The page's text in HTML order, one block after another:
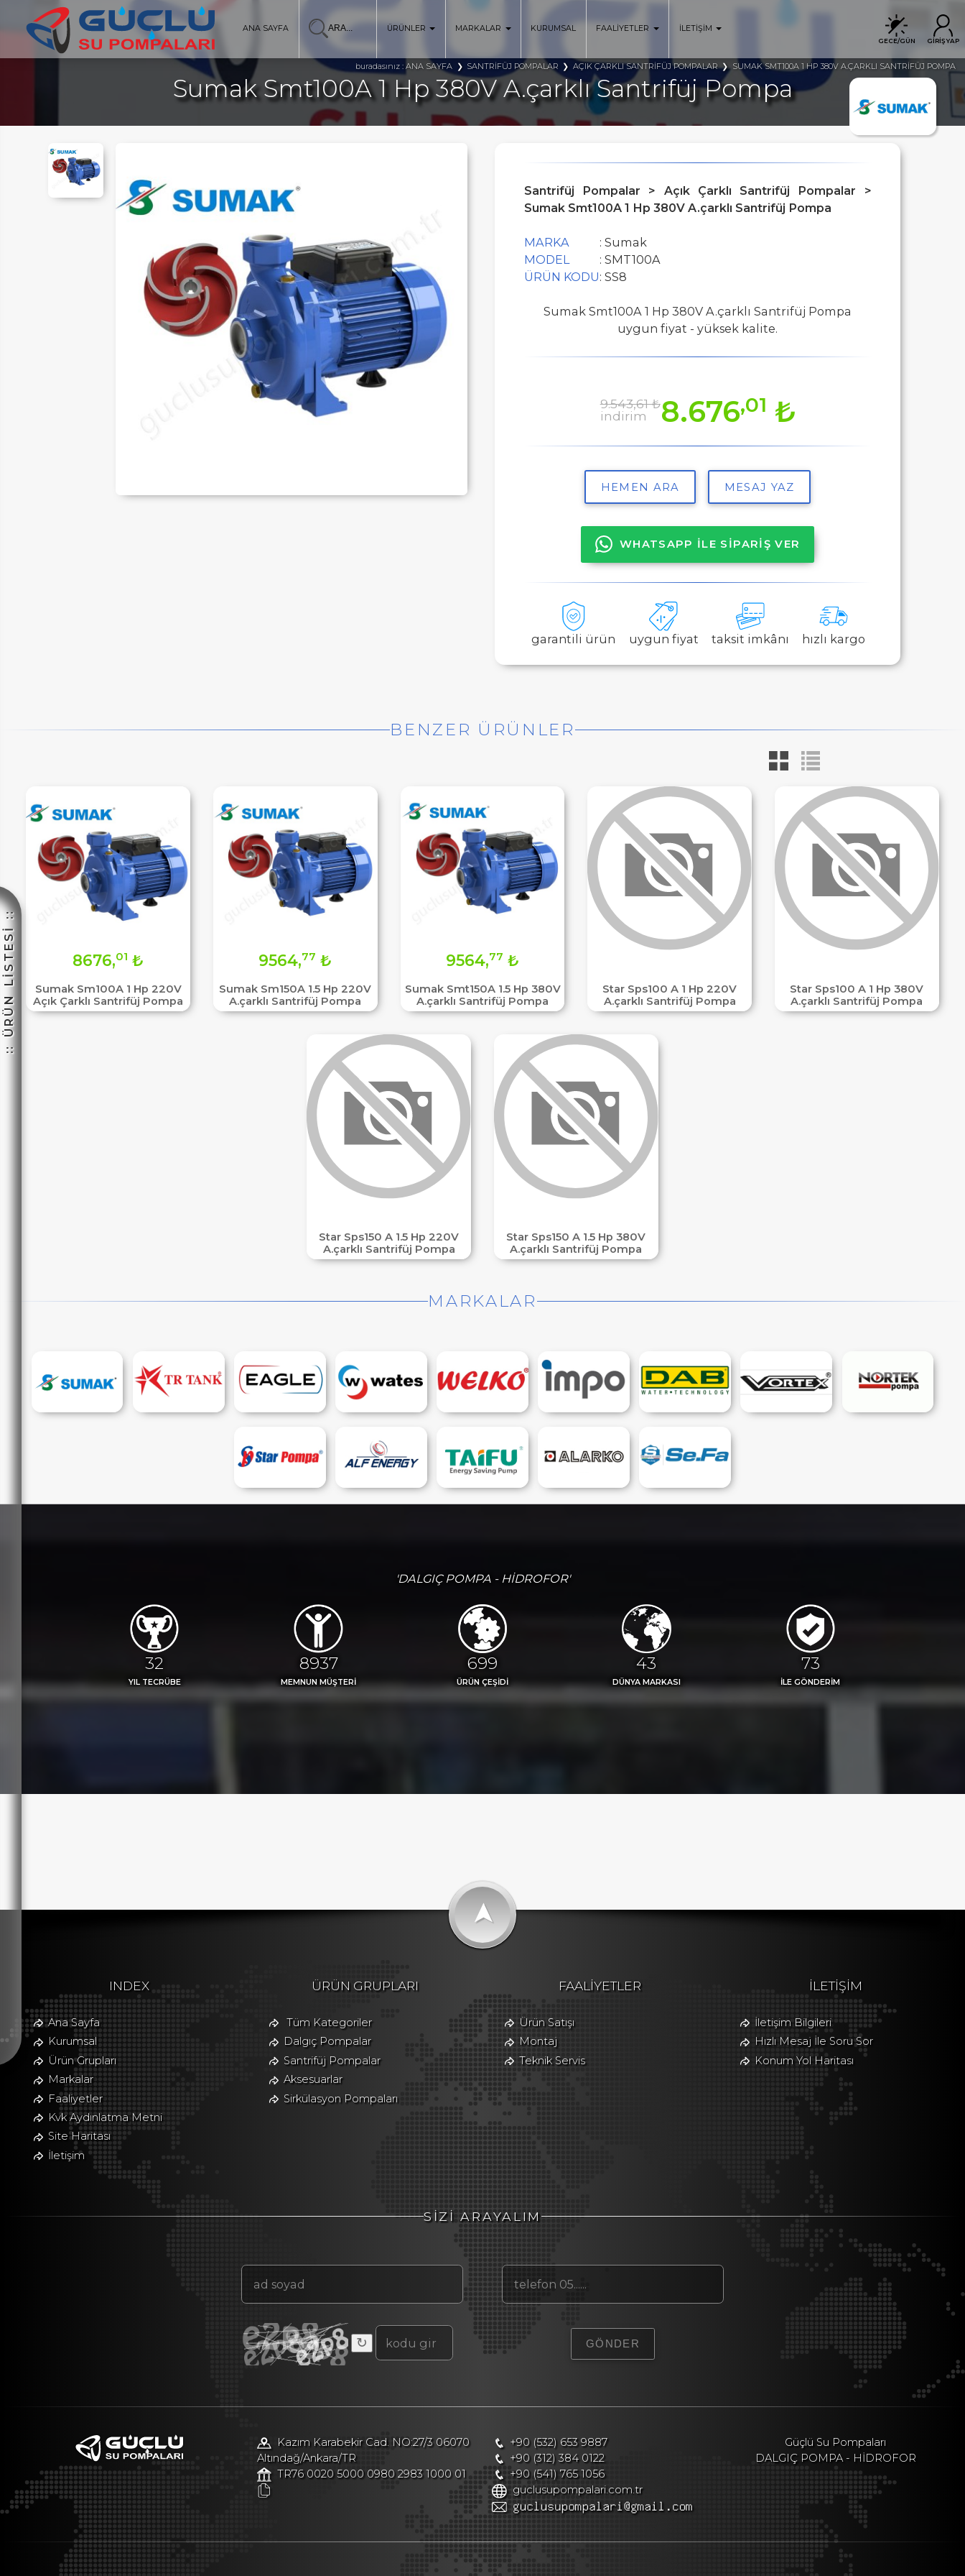
:: ÜRÜN LİSTESİ ::
GECE/GÜN GİRİŞ YAP
ANA SAYFA ÜRÜNLER MARKALAR KURUMSAL FAALİYETLER İLETİŞİM
buradasınız :ANA SAYFA SANTRİFÜJ POMPALAR AÇIK ÇARKLI SANTRİFÜJ POMPALAR SUMAK SMT100A 1 HP 380V A.ÇARKLI SANTRİFÜJ POMPA
Sumak Smt100A 1 Hp 380V A.çarklı Santrifüj Pompa
Santrifüj Pompalar > Açık Çarklı Santrifüj Pompalar >
Sumak Smt100A 1 Hp 380V A.çarklı Santrifüj Pompa
MARKA
: Sumak
MODEL
: SMT100A
ÜRÜN KODU: SS8
Sumak Smt100A 1 Hp 380V A.çarklı Santrifüj Pompa
uygun fiyat - yüksek kalite.
9.543,61 ₺
indirim
8.676,01 ₺
HEMEN ARA MESAJ YAZ
WHATSAPP İLE SİPARİŞ VER
garantili ürün uygun fiyat taksit imkânı hızlı kargo
BENZER ÜRÜNLER
Sumak Sm100A 1 Hp 220V
Açık Çarklı Santrifüj Pompa
8676,01 ₺
Sumak Sm150A 1.5 Hp 220V
A.çarklı Santrifüj Pompa
9564,77 ₺
Sumak Smt150A 1.5 Hp 380V
A.çarklı Santrifüj Pompa
9564,77 ₺
Star Sps100 A 1 Hp 220V
A.çarklı Santrifüj Pompa
Star Sps100 A 1 Hp 380V
A.çarklı Santrifüj Pompa
Star Sps150 A 1.5 Hp 220V
A.çarklı Santrifüj Pompa
Star Sps150 A 1.5 Hp 380V
A.çarklı Santrifüj Pompa
MARKALAR
'DALGIÇ POMPA - HİDROFOR'
36
YIL TECRÜBE
9877
MEMNUN MÜŞTERİ
773
ÜRÜN ÇEŞİDİ
48
DÜNYA MARKASI
81
İLE GÖNDERİM
➤
INDEX
Ana Sayfa
Kurumsal
Ürün Grupları
Markalar
Faaliyetler
Kvk Aydınlatma Metni
Site Haritası
İletişim
ÜRÜN GRUPLARI
Tüm Kategoriler
Dalgıç Pompalar
Santrifüj Pompalar
Aksesuarlar
Sirkülasyon Pompaları
FAALİYETLER
Ürün Satışı
Montaj
Teknik Servis
İLETİŞİM
İletişim Bilgileri
Hızlı Mesaj İle Soru Sor
Konum Yol Haritası
SİZİ ARAYALIM
↻
Kazım Karabekir Cad. NO:27/3 06070
Altındağ/Ankara/TR
TR76 0020 5000 0980 2983 1000 01
+90 (532) 653 9887
+90 (312) 384 0122
+90 (541) 765 1056
guclusupompalari.com.tr
Güçlü Su Pompaları
DALGIÇ POMPA - HİDROFOR